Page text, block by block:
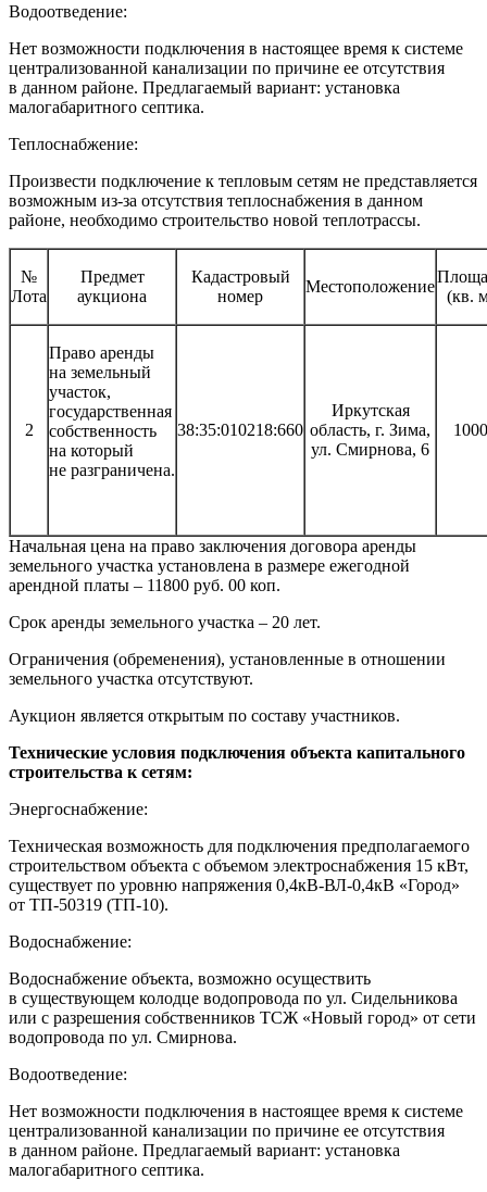
Водоотведение:
Нет возможности подключения в настоящее время к системе
централизованной канализации по причине ее отсутствия
в данном районе. Предлагаемый вариант: установка
малогабаритного септика.
Теплоснабжение:
Произвести подключение к тепловым сетям не представляется
возможным из-за отсутствия теплоснабжения в данном
районе, необходимо строительство новой теплотрассы.
№
Лота
Предмет
аукциона
Кадастровый
номер
Местоположение
(кв.
2
Право аренды
на земельный
участок,
государственная
собственность
на который
не разграничена.
38:35:010218:660
Иркутская
область, г. Зима,
ул. Смирнова, 6
1000
Начальная цена на право заключения договора аренды
земельного участка установлена в размере ежегодной
арендной платы – 11800 руб. 00 коп.
Срок аренды земельного участка – 20 лет.
Ограничения (обременения), установленные в отношении
земельного участка отсутствуют.
Аукцион является открытым по составу участников.
Технические условия подключения объекта капитального
строительства к сетям:
Энергоснабжение:
Техническая возможность для подключения предполагаемого
строительством объекта с объемом электроснабжения 15 кВт,
существует по уровню напряжения 0,4кВ-ВЛ-0,4кВ «Город»
от ТП-50319 (ТП-10).
Водоснабжение:
Водоснабжение объекта, возможно осуществить
в существующем колодце водопровода по ул. Сидельникова
или с разрешения собственников ТСЖ «Новый город» от сети
водопровода по ул. Смирнова.
Водоотведение:
Нет возможности подключения в настоящее время к системе
централизованной канализации по причине ее отсутствия
в данном районе. Предлагаемый вариант: установка
малогабаритного септика.